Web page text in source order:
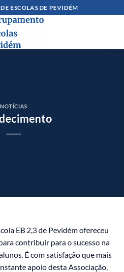
ESCOLAS DE PEVIDÉM
NOTÍCIAS
EB 2,3 de Pevidém ofereceu
contribuir para o sucesso na
É com satisfação que mais
apoio desta Associação,